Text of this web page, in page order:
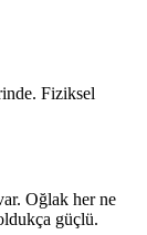
Fiziksel
Oğlak her ne
güçlü.